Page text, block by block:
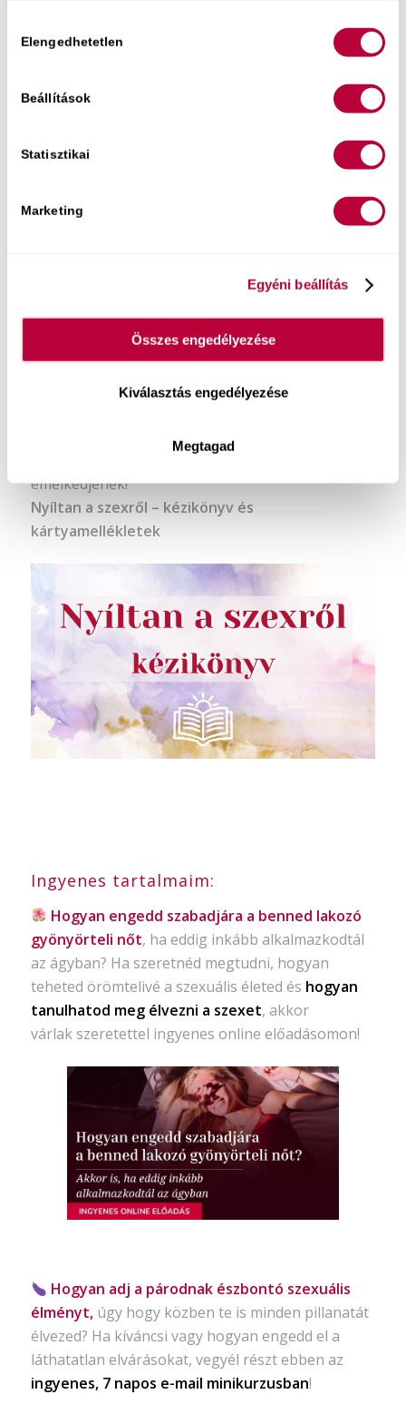
kiválasztása
Elengedhetetlen
Beállítások
Statisztikai
Marketing
Egyéni beállítás
Összes engedélyezése
Kiválasztás engedélyezése
Megtagad
Jegyek itt kaphatók.
Most a tiéd lehet egy olyan kommunikációs
és önismereti eszköztár, amivel igazán izgalmas
játékosan le is bonthatod a szégyenlősséget, hogy
az együttléteid egész jóból éteri szintre
emelkedjenek!
Nyíltan a szexről – kézikönyv és
kártyamellékletek
Ingyenes tartalmaim:
Hogyan engedd szabadjára a benned lakozó
gyönyörteli nőt, ha eddig inkább alkalmazkodtál
az ágyban? Ha szeretnéd megtudni, hogyan
teheted örömtelivé a szexuális életed és hogyan
tanulhatod meg élvezni a szexet, akkor
várlak szeretettel ingyenes online előadásomon!
Hogyan adj a párodnak észbontó szexuális
élményt, úgy hogy közben te is minden pillanatát
élvezed? Ha kíváncsi vagy hogyan engedd el a
láthatatlan elvárásokat, vegyél részt ebben az
ingyenes, 7 napos e-mail minikurzusban!